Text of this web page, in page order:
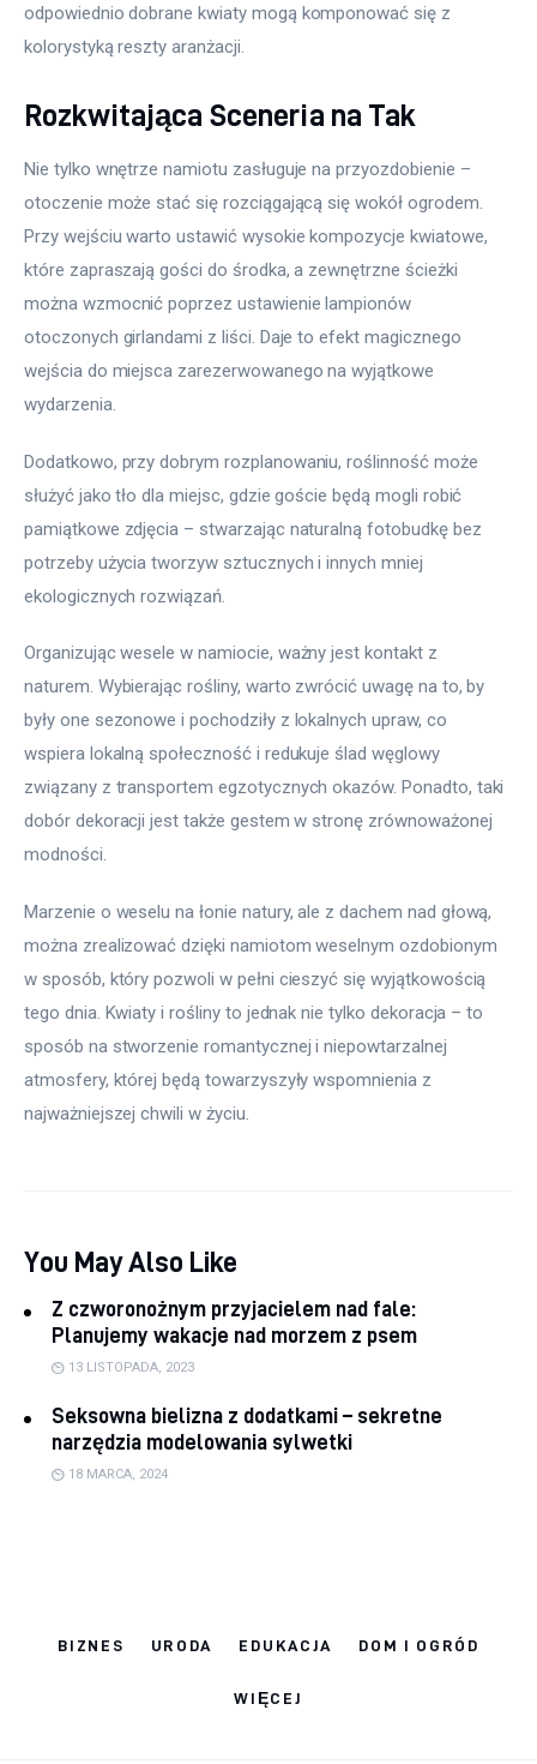
odpowiednio dobrane kwiaty mogą komponować się z
kolorystyką reszty aranżacji.
Rozkwitająca Sceneria na Tak
Nie tylko wnętrze namiotu zasługuje na przyozdobienie –
otoczenie może stać się rozciągającą się wokół ogrodem.
Przy wejściu warto ustawić wysokie kompozycje kwiatowe,
które zapraszają gości do środka, a zewnętrzne ścieżki
można wzmocnić poprzez ustawienie lampionów
otoczonych girlandami z liści. Daje to efekt magicznego
wejścia do miejsca zarezerwowanego na wyjątkowe
wydarzenia.
Dodatkowo, przy dobrym rozplanowaniu, roślinność może
służyć jako tło dla miejsc, gdzie goście będą mogli robić
pamiątkowe zdjęcia – stwarzając naturalną fotobudkę bez
potrzeby użycia tworzyw sztucznych i innych mniej
ekologicznych rozwiązań.
Organizując wesele w namiocie, ważny jest kontakt z
naturem. Wybierając rośliny, warto zwrócić uwagę na to, by
były one sezonowe i pochodziły z lokalnych upraw, co
wspiera lokalną społeczność i redukuje ślad węglowy
związany z transportem egzotycznych okazów. Ponadto, taki
dobór dekoracji jest także gestem w stronę zrównoważonej
modności.
Marzenie o weselu na łonie natury, ale z dachem nad głową,
można zrealizować dzięki namiotom weselnym ozdobionym
w sposób, który pozwoli w pełni cieszyć się wyjątkowością
tego dnia. Kwiaty i rośliny to jednak nie tylko dekoracja – to
sposób na stworzenie romantycznej i niepowtarzalnej
atmosfery, której będą towarzyszyły wspomnienia z
najważniejszej chwili w życiu.
You May Also Like
Z czworonożnym przyjacielem nad fale:
Planujemy wakacje nad morzem z psem
13 LISTOPADA, 2023
Seksowna bielizna z dodatkami – sekretne
narzędzia modelowania sylwetki
18 MARCA, 2024
BIZNES URODA EDUKACJA DOM I OGRÓD
WIĘCEJ